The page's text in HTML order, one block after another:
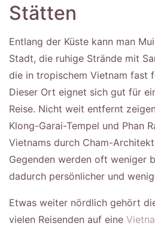
Stätten
Entlang der Küste kann man
Stadt, die ruhige Strände mit
die in tropischem Vietnam fast
Dieser Ort eignet sich gut für
Reise. Nicht weit entfernt
Klong-Garai-Tempel und Phan
Vietnams durch Cham-
Gegenden werden oft weniger
dadurch persönlicher und
Etwas weiter nördlich gehört
vielen Reisenden auf eine